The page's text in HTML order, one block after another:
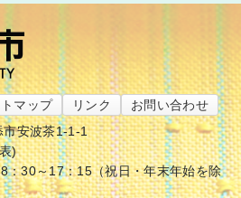
マップ リンク
お問い合わせ
市安波茶1-1-1
)
：30～17：15（祝日・年末年始を除